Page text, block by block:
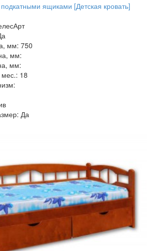
ящиками [Детская кровать]
мм: 750
мм:
мм:
мес.: 18
Да